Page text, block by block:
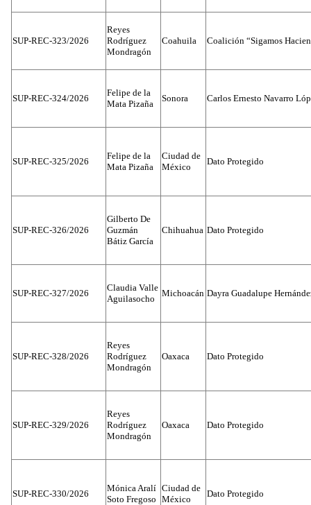
SUP-REC-323/2026
Reyes
Rodríguez
Mondragón
Coahuila Coalición “Sigamos
SUP-REC-324/2026
Felipe de la
Mata Pizaña
Sonora Carlos Ernesto Navarro
SUP-REC-325/2026
Felipe de la
Mata Pizaña
Ciudad de
México
Dato Protegido
SUP-REC-326/2026
Gilberto De
Guzmán
Bátiz García
Chihuahua Dato Protegido
SUP-REC-327/2026
Claudia Valle
Aguilasocho
Michoacán Dayra Guadalupe
SUP-REC-328/2026
Reyes
Rodríguez
Mondragón
Oaxaca Dato Protegido
SUP-REC-329/2026
Reyes
Rodríguez
Mondragón
Oaxaca Dato Protegido
SUP-REC-330/2026
Mónica Aralí
Soto Fregoso
Ciudad de
México
Dato Protegido